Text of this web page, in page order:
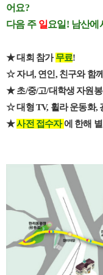
어요?
다음 주 일 요일! 남산에
★ 대회 참가무료!
☆ 자녀, 연인, 친구와 함
★ 초/중/고/대학생 자원
☆대형 TV, 휠라 운동화,
★사전 접수자에 한해